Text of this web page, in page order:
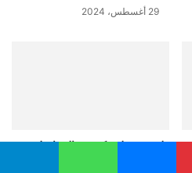
29 أغسطس، 2024
طريقة عمل مكرونة بالبشاميل